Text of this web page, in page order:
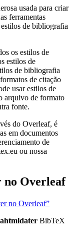
usada para criar
ferramentas
de bibliografia
os estilos de
estilos de
de bibliografia
de citação
usar estilos de
arquivo de formato
fonte.
do Overleaf, é
em documentos
de
ou nossa
no Overleaf
no Overleaf”
BibTeX